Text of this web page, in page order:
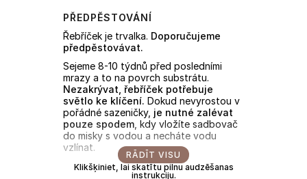
PŘEDPĚSTOVÁNÍ
Řebříček je trvalka. Doporučujeme
předpěstovávat.
Sejeme 8-10 týdnů před posledními
mrazy a to na povrch substrátu.
Nezakrývat, řebříček potřebuje
světlo ke klíčení. Dokud nevyrostou v
pořádné sazeničky, je nutné zalévat
pouze spodem , kdy vložíte sadbovač
do misky s vodou a necháte vodu
vzlínat.
PŘESAZENÍ
RĀDĪT VISU
Klikšķiniet, lai skatītu pilnu audzēšanas
instrukciju.